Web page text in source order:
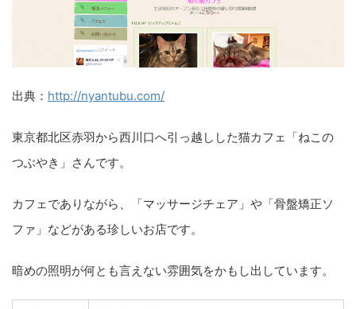
出典： http://nyantubu.com/
東京都北区赤羽から西川口へ引っ越しした猫カフェ「ねこの
つぶやき」さんです。
カフェでありながら、「マッサージチェア」や「骨盤矯正ソ
ファ」などがある珍しいお店です。
暗めの照明が何とも言えない雰囲気をかもし出しています。